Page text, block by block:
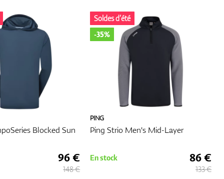
Il
Blocked Sun
96 €
148 €
PING
Ping Strio Men's Mid-Layer
Soldes d’été
-35%
En stock 86 €
133 €